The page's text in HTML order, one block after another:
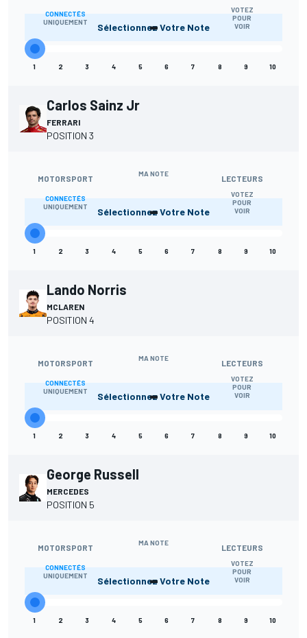
CONNECTÉS
UNIQUEMENT
-
VOTEZ
POUR
VOIR
Sélectionnez Votre Note
1 2 3 4 5 6 7 8 9 10
Carlos Sainz Jr
FERRARI
POSITION 3
MOTORSPORT
CONNECTÉS
UNIQUEMENT
MA NOTE
-
LECTEURS
VOTEZ
POUR
VOIR
Sélectionnez Votre Note
1 2 3 4 5 6 7 8 9 10
Lando Norris
MCLAREN
POSITION 4
MOTORSPORT
CONNECTÉS
UNIQUEMENT
MA NOTE
-
LECTEURS
VOTEZ
POUR
VOIR
Sélectionnez Votre Note
1 2 3 4 5 6 7 8 9 10
George Russell
MERCEDES
POSITION 5
MOTORSPORT
CONNECTÉS
UNIQUEMENT
MA NOTE
-
LECTEURS
VOTEZ
POUR
VOIR
Sélectionnez Votre Note
1 2 3 4 5 6 7 8 9 10